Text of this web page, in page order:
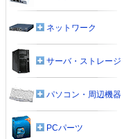
ネットワーク
サーバ・ストレージ
パソコン・周辺機器
PCパーツ